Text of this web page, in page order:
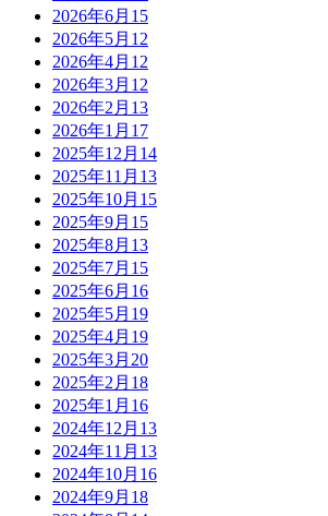
2026年6月 15
2026年5月 12
2026年4月 12
2026年3月 12
2026年2月 13
2026年1月 17
2025年12月 14
2025年11月 13
2025年10月 15
2025年9月 15
2025年8月 13
2025年7月 15
2025年6月 16
2025年5月 19
2025年4月 19
2025年3月 20
2025年2月 18
2025年1月 16
2024年12月 13
2024年11月 13
2024年10月 16
2024年9月 18